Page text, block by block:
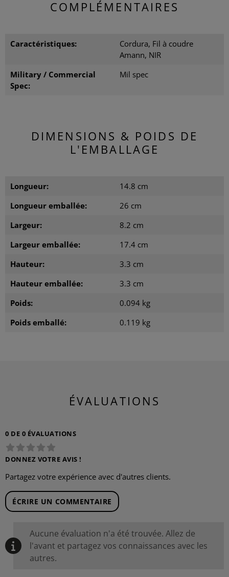
COMPLÉMENTAIRES
Caractéristiques:
Cordura, Fil à coudre
Amann, NIR
Military / Commercial
Spec:
Mil spec
DIMENSIONS & POIDS DE
L'EMBALLAGE
Longueur:
14.8 cm
Longueur emballée:
26 cm
Largeur:
8.2 cm
Largeur emballée:
17.4 cm
Hauteur:
3.3 cm
Hauteur emballée:
3.3 cm
Poids:
0.094 kg
Poids emballé:
0.119 kg
ÉVALUATIONS
0 DE 0 ÉVALUATIONS
DONNEZ VOTRE AVIS !
Partagez votre expérience avec d'autres clients.
ÉCRIRE UN COMMENTAIRE
Aucune évaluation n'a été trouvée. Allez de
l'avant et partagez vos connaissances avec les
autres.